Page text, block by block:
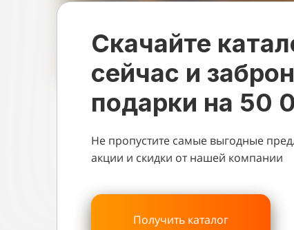
Скачайте
сейчас и
подарки на 50
Не пропустите самые выгодные
акции и скидки от нашей компании
Получить каталог